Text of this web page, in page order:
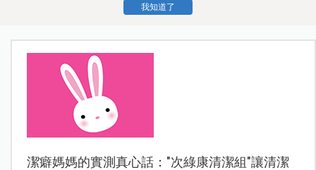
我知道了
潔癖媽媽的實測真心話："次綠康清潔組"讓清潔